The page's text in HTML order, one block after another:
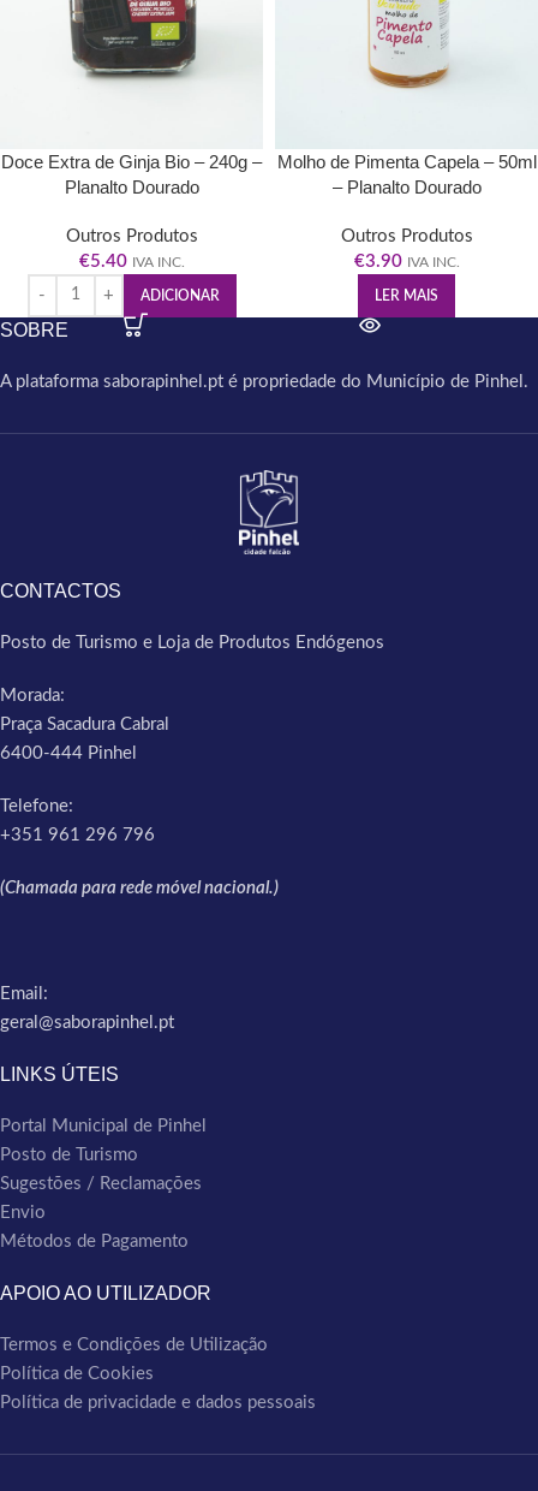
Doce Extra de Ginja Bio – 240g –
Planalto Dourado
Outros Produtos
€5.40 IVA INC.
ADICIONAR
Molho de Pimenta Capela – 50ml
– Planalto Dourado
Outros Produtos
€3.90 IVA INC.
LER MAIS
SOBRE
A plataforma saborapinhel.pt é propriedade do Município de Pinhel.
CONTACTOS
Posto de Turismo e Loja de Produtos Endógenos
Morada:
Praça Sacadura Cabral
6400-444 Pinhel
Telefone:
+351 961 296 796
(Chamada para rede móvel nacional.)
Email:
geral@saborapinhel.pt
LINKS ÚTEIS
Portal Municipal de Pinhel
Posto de Turismo
Sugestões / Reclamações
Envio
Métodos de Pagamento
APOIO AO UTILIZADOR
Termos e Condições de Utilização
Política de Cookies
Política de privacidade e dados pessoais